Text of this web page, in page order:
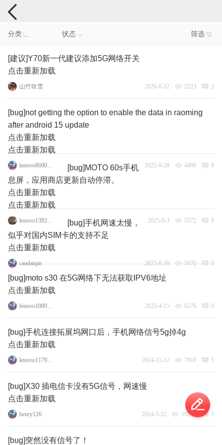
手机反馈
分类 状态 筛选
[建议]Y70新一代建议添加5G网络开关
点击重新加载
山竹吹雪 2026-6-12 2223 2
[bug]not getting the option to enable the data in raoming
after android 15 update
点击重新加载
点击重新加载
lenovo86904224 2025-9-28 4490 0
[bug]MOTO 60s手机
息屏，应用商店更新自动停滞。
点击重新加载
点击重新加载
lenovo139278711 2025-9-3 5572 0
[bug]手机网速太慢，
似乎对国内SIM卡的支持不足
点击重新加载
caodaiqin 2025-8-20 5870 0
[bug]moto s30 在5G网络下无法获取IPV6地址
点击重新加载
lenovo108951373 2025-4-15 6276 0
[bug]手机连接拓展坞网口后，手机网络信号5g掉4g
点击重新加载
lenovo117971950 2024-11-12 7810 1
[bug]X30 插电信卡没有5G信号，网速慢
点击重新加载
henry126 2024-5-22 10548 2
[bug]突然没有信号了！